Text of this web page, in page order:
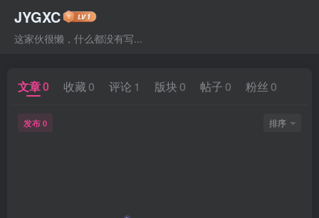
JYGXC
这家伙很懒，什么都没有写...
文章0 收藏 0 评论 1 版块 0 帖子 0 粉丝 0
发布 0 排序